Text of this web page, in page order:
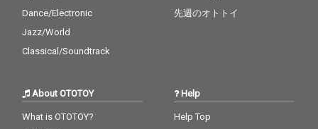
Dance/Electronic
Jazz/World
Classical/Soundtrack
先週のオトトイ
About OTOTOY
What is OTOTOY?
Help
Help Top